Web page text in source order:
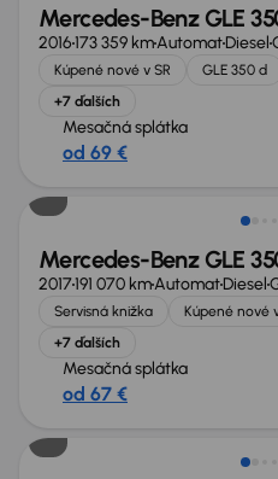
Mercedes-Benz GLE
2016173 359 kmAutomatDiesel
Kúpené nové v SR GLE 350 d
+7 ďalších
Mesačná splátka
od 69 €
Zlacnené o 2 000 €
Mercedes-Benz GLE
2017191 070 kmAutomatDiesel
Servisná knižka Kúpené nové
+7 ďalších
Mesačná splátka
od 67 €